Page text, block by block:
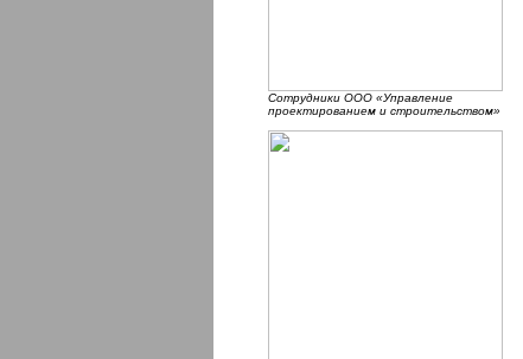
Сотрудники ООО «Управление
проектированием и строительством»